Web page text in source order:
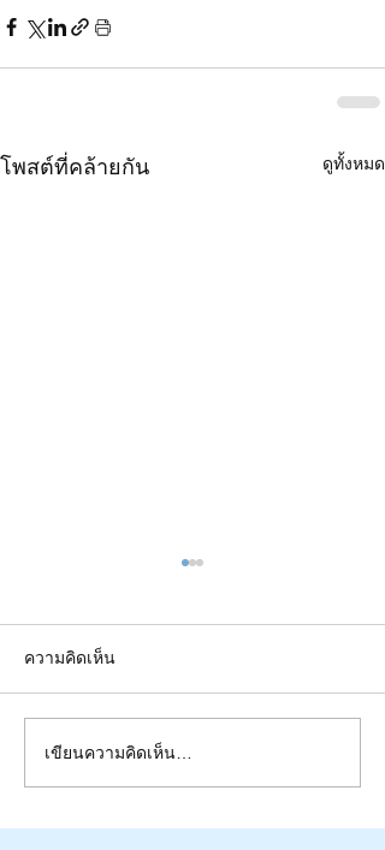
โพสต์ที่คล้ายกัน ดูทั้งหมด
EP1: Year NEWS 2021 - ที่สุด
ข่าวประจำปี ๒๕๖๔
ความคิดเห็น
เขียนความคิดเห็น…